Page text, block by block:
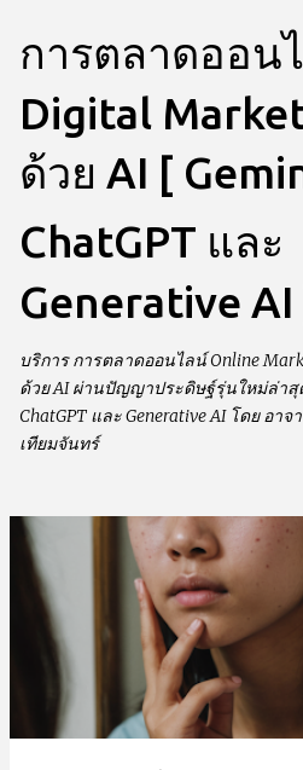
ข้ามไปที่เนื้อ
การตลาดออน
Digital
ด้วย AI [
ChatGPT และ
Generative AI
บริการ การตลาดออนไลน์ Online
ด้วย AI ผ่านปัญญาประดิษฐ์รุ่นใหม่ล่าสุ
ChatGPT และ Generative AI โดย อา
เทียมจันทร์